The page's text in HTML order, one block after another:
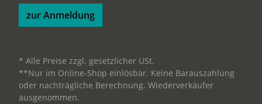
zur Anmeldung
* Alle Preise zzgl. gesetzlicher USt.
**Nur im Online-Shop einlösbar. Keine Barauszahlung
oder nachträgliche Berechnung. Wiederverkäufer
ausgenommen.